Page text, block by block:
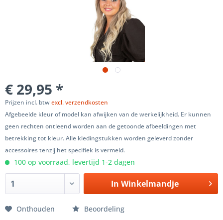
€ 29,95 *
Prijzen incl. btwexcl. verzendkosten
Afgebeelde kleur of model kan afwijken van de werkelijkheid. Er kunnen
geen rechten ontleend worden aan de getoonde afbeeldingen met
betrekking tot kleur. Alle kledingstukken worden geleverd zonder
accessoires tenzij het specifiek is vermeld.
100 op voorraad, levertijd 1-2 dagen
In Winkelmandje
Onthouden Beoordeling